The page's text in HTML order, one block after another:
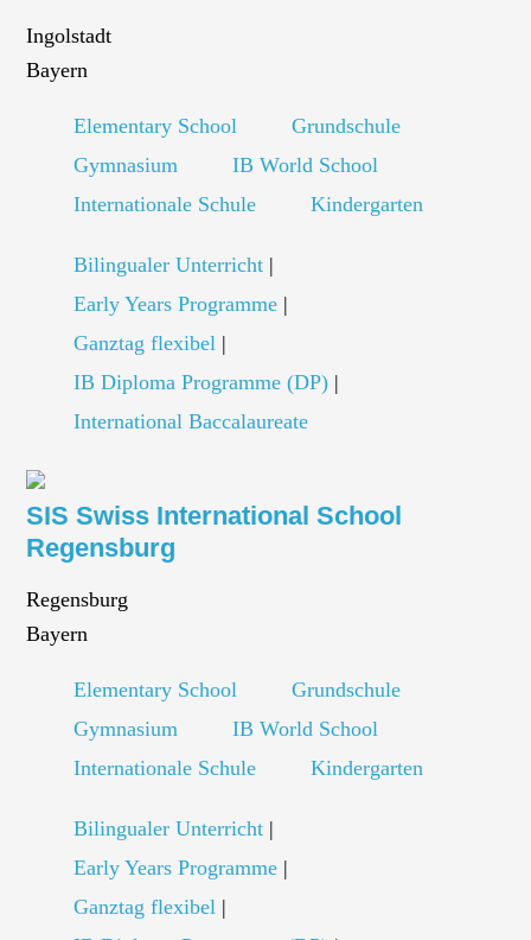
Ingolstadt
Bayern
Elementary School
Grundschule
Gymnasium
IB World School
Internationale Schule
Kindergarten
Bilingualer Unterricht |
Early Years Programme |
Ganztag flexibel |
IB Diploma Programme (DP) |
International Baccalaureate
SIS Swiss International School
Regensburg
Regensburg
Bayern
Elementary School
Grundschule
Gymnasium
IB World School
Internationale Schule
Kindergarten
Bilingualer Unterricht |
Early Years Programme |
Ganztag flexibel |